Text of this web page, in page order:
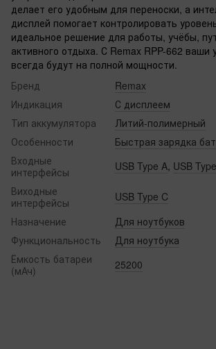
делает его удобным для переноски, а
дисплей помогает контролировать
идеальное решение для работы, учёбы,
активного отдыха. С Remax RPP-662 ваши
всегда будут на полной мощности.
Бренд
Remax
Индикация
С дисплеем
Тип аккумулятора
Литий-полимерный‌
Особенности
Быстрая зарядка
Входные
интерфейсы
USB Type A, USB
Виходные
интерфейсы
USB Type C
Назначение
Для ноутбуков
Функциональность
Для ноутбука
Ёмкость батареи
(мАч)
25200